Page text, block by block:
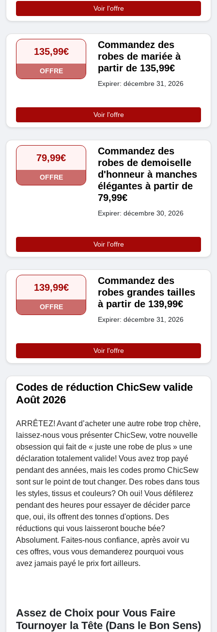
Voir l'offre
135,99€
OFFRE
Commandez des
robes de mariée à
partir de 135,99€
Expirer: décembre 31, 2026
Voir l'offre
79,99€
OFFRE
Commandez des
robes de demoiselle
d'honneur à manches
élégantes à partir de
79,99€
Expirer: décembre 30, 2026
Voir l'offre
139,99€
OFFRE
Commandez des
robes grandes tailles
à partir de 139,99€
Expirer: décembre 31, 2026
Voir l'offre
Codes de réduction ChicSew valide
Août 2026
ARRÊTEZ! Avant d’acheter une autre robe trop chère,
laissez-nous vous présenter ChicSew, votre nouvelle
obsession qui fait de « juste une robe de plus » une
déclaration totalement valide! Vous avez trop payé
pendant des années, mais les codes promo ChicSew
sont sur le point de tout changer. Des robes dans tous
les styles, tissus et couleurs? Oh oui! Vous défilerez
pendant des heures pour essayer de décider parce
que, oui, ils offrent des tonnes d'options. Des
réductions qui vous laisseront bouche bée?
Absolument. Faites-nous confiance, après avoir vu
ces offres, vous vous demanderez pourquoi vous
avez jamais payé le prix fort ailleurs.
Assez de Choix pour Vous Faire
Tournoyer la Tête (Dans le Bon Sens)